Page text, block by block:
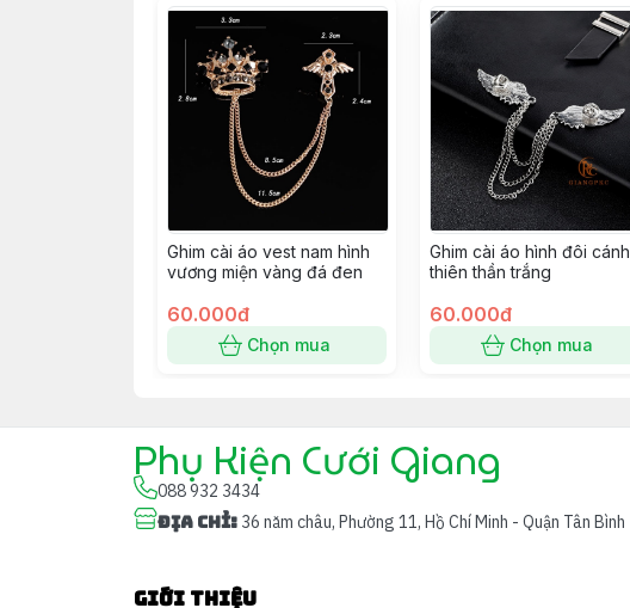
Ghim cài áo vest nam hình
vương miện vàng đá đen
60.000đ
Chọn mua
Ghim cài áo hình đôi cánh
thiên thần trắng
60.000đ
Chọn mua
Phụ Kiện Cưới Giang
088 932 3434
Địa chỉ: 36 năm châu, Phường 11, Hồ Chí Minh - Quận Tân Bình
Giới thiệu